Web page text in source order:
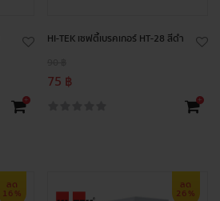
+
HI-TEK เซฟตี้เบรคเกอร์ HT-28 สีดำ
75 ฿
+
ลด
16%
ลด
26%